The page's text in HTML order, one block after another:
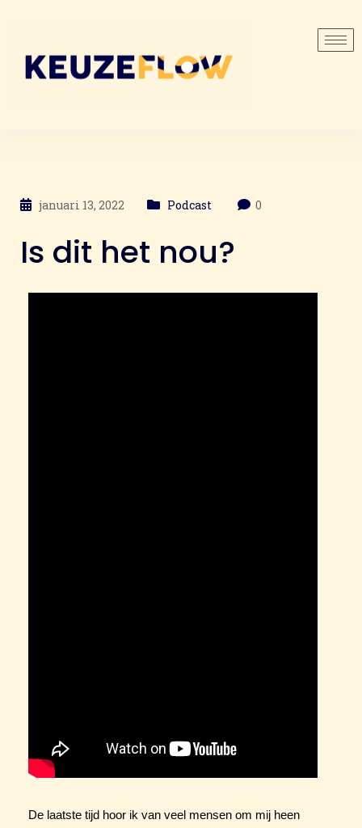
januari 13, 2022 Podcast 0
Is dit het nou?
De laatste tijd hoor ik van veel mensen om mij heen